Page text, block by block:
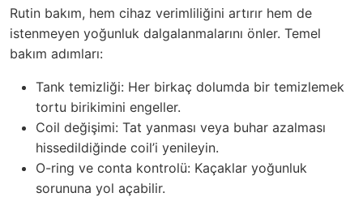
Rutin bakım, hem cihaz verimliliğini artırır hem de
istenmeyen yoğunluk dalgalanmalarını önler. Temel
bakım adımları:
Tank temizliği: Her birkaç dolumda bir temizlemek
tortu birikimini engeller.
Coil değişimi: Tat yanması veya buhar azalması
hissedildiğinde coil’i yenileyin.
O-ring ve conta kontrolü: Kaçaklar yoğunluk
sorununa yol açabilir.